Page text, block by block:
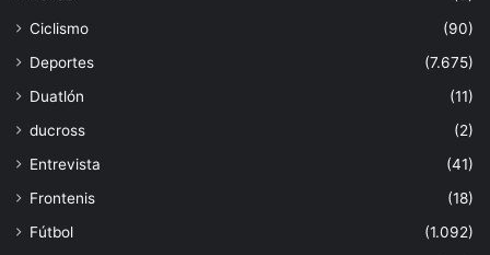
Ciclismo
(90)
Deportes
(7.675)
Duatlón
(11)
ducross
(2)
Entrevista
(41)
Frontenis
(18)
Fútbol
(1.092)